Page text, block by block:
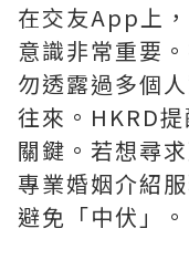
在交友App上
意識非常重要
勿透露過多個
往來。HKRD
關鍵。若想尋
專業婚姻介紹
避免「中伏」。